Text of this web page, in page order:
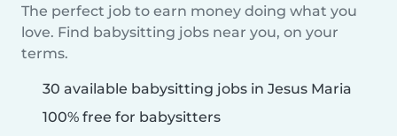
The perfect job to earn money doing what you
love. Find babysitting jobs near you, on your
terms.
30 available babysitting jobs in Jesus Maria
100% free for babysitters